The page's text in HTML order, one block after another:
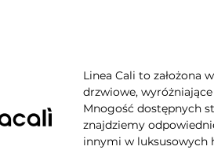
Linea Cali to założona
drzwiowe,
Mnogość dostępnych
znajdziemy
innymi w luksusowych